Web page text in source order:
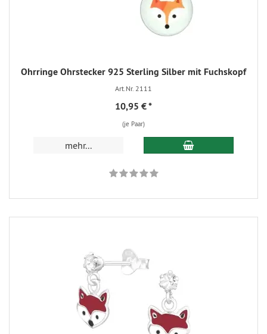
Ohrringe Ohrstecker 925 Sterling Silber mit Fuchskopf
Art.Nr. 2111
10,95 €*
(je Paar)
mehr...